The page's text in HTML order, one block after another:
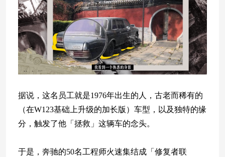
据说，这名员工就是1976年出生的人，古老而稀有的
（在W123基础上升级的加长版）车型，以及独特的缘
分，触发了他「拯救」这辆车的念头。
于是，奔驰的50名工程师火速集结成「修复者联